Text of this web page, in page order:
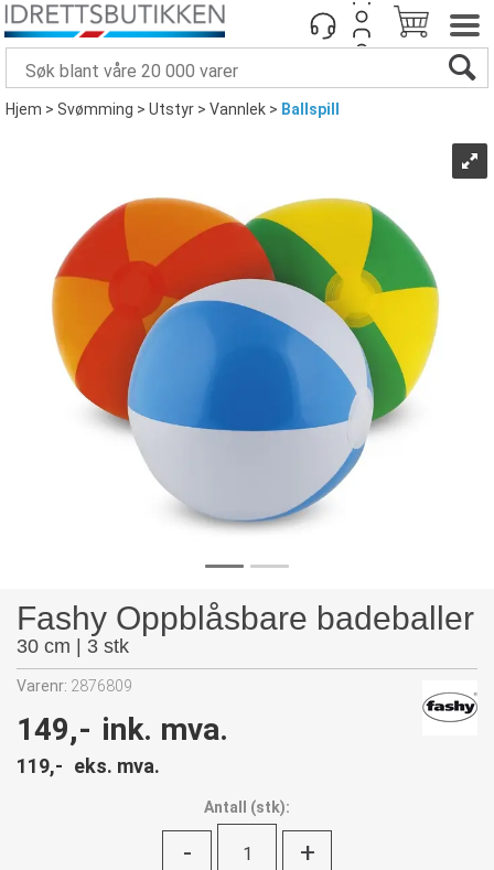
Hjem>Svømming>Utstyr>Vannlek> Ballspill
Fashy Oppblåsbare badeballer
30 cm | 3 stk
Varenr: 2876809
149,- ink. mva.
119,- eks. mva.
Antall (stk):
- +